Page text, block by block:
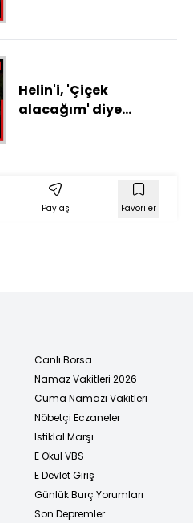
Helin'i, 'Çiçek
alacağım' diye
Paylaş Favoriler
Canlı Borsa
Namaz Vakitleri 2026
Cuma Namazı Vakitleri
Nöbetçi Eczaneler
İstiklal Marşı
E Okul VBS
E Devlet Giriş
Günlük Burç Yorumları
Son Depremler